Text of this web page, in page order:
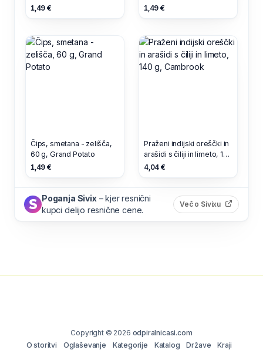
1,49 €
Potato
1,49 €
Čips, smetana - zelišča,
60 g, Grand Potato
1,49 €
Praženi indijski oreščki in
arašidi s čiliji in limeto, 140
g, Cambrook
4,04 €
Poganja Sivix – kjer resnični
kupci delijo resnične cene.
Več o Sivixu (odpre
Copyright © 2026 odpiralnicasi.com
O storitvi
Oglaševanje Kategorije Katalog Države
Kraji